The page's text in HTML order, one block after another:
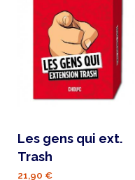
Les gens qui ext.
Trash
21,90 €